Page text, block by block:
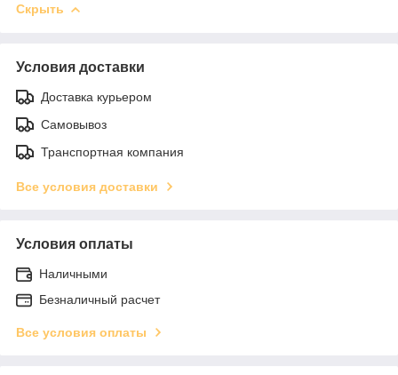
Скрыть
Условия доставки
Доставка курьером
Самовывоз
Транспортная компания
Все условия доставки
Условия оплаты
Наличными
Безналичный расчет
Все условия оплаты